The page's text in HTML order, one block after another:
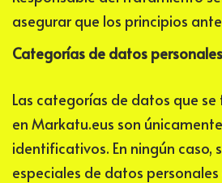
asegurar que los principios
Categorías de datos personales
Las categorías de datos que
en Markatu.eus son
identificativos. En ningún
especiales de datos